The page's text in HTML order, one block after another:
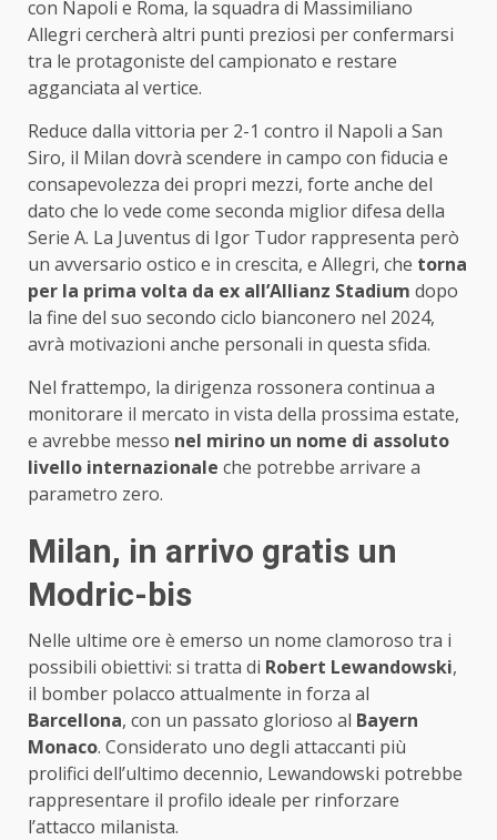
con Napoli e Roma, la squadra di Massimiliano
Allegri cercherà altri punti preziosi per confermarsi
tra le protagoniste del campionato e restare
agganciata al vertice.
Reduce dalla vittoria per 2-1 contro il Napoli a San
Siro, il Milan dovrà scendere in campo con fiducia e
consapevolezza dei propri mezzi, forte anche del
dato che lo vede come seconda miglior difesa della
Serie A. La Juventus di Igor Tudor rappresenta però
un avversario ostico e in crescita, e Allegri, che torna
per la prima volta da ex all’Allianz Stadium dopo
la fine del suo secondo ciclo bianconero nel 2024,
avrà motivazioni anche personali in questa sfida.
Nel frattempo, la dirigenza rossonera continua a
monitorare il mercato in vista della prossima estate,
e avrebbe messo nel mirino un nome di assoluto
livello internazionale che potrebbe arrivare a
parametro zero.
Milan, in arrivo gratis un
Modric-bis
Nelle ultime ore è emerso un nome clamoroso tra i
possibili obiettivi: si tratta di Robert Lewandowski,
il bomber polacco attualmente in forza al
Barcellona, con un passato glorioso al Bayern
Monaco. Considerato uno degli attaccanti più
prolifici dell’ultimo decennio, Lewandowski potrebbe
rappresentare il profilo ideale per rinforzare
l’attacco milanista.